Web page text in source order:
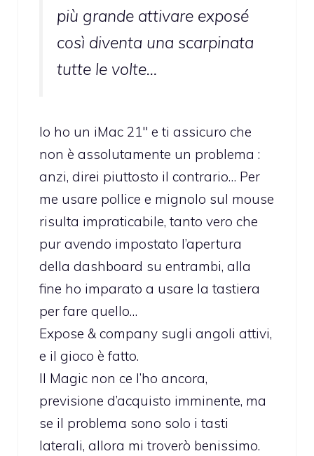
più grande attivare exposé
così diventa una scarpinata
tutte le volte…
Io ho un iMac 21″ e ti assicuro che
non è assolutamente un problema :
anzi, direi piuttosto il contrario… Per
me usare pollice e mignolo sul mouse
risulta impraticabile, tanto vero che
pur avendo impostato l’apertura
della dashboard su entrambi, alla
fine ho imparato a usare la tastiera
per fare quello…
Expose & company sugli angoli attivi,
e il gioco è fatto.
Il Magic non ce l’ho ancora,
previsione d’acquisto imminente, ma
se il problema sono solo i tasti
laterali, allora mi troverò benissimo.